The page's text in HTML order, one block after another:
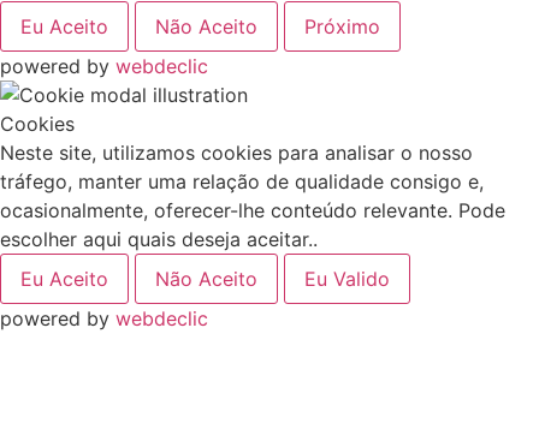
Eu Aceito
Não Aceito
Próximo
powered by webdeclic
Cookies
Neste site, utilizamos cookies para analisar o nosso
tráfego, manter uma relação de qualidade consigo e,
ocasionalmente, oferecer-lhe conteúdo relevante. Pode
escolher aqui quais deseja aceitar..
Eu Aceito
Não Aceito
Eu Valido
powered by webdeclic